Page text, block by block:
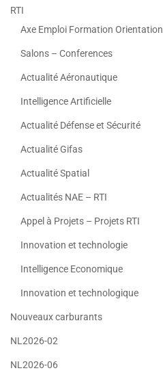
RTI
Axe Emploi Formation Orientation
Salons – Conferences
Actualité Aéronautique
Intelligence Artificielle
Actualité Défense et Sécurité
Actualité Gifas
Actualité Spatial
Actualités NAE – RTI
Appel à Projets – Projets RTI
Innovation et technologie
Intelligence Economique
Innovation et technologique
Nouveaux carburants
NL2026-02
NL2026-06